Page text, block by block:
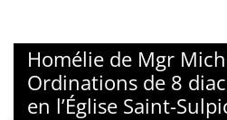
Homélie de Mgr
Ordinations de 8
en l’Église Saint-